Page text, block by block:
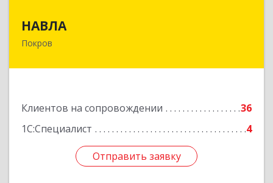
НАВЛА
Покров
Клиентов на сопровождении
36
1С:Специалист
4
Отправить заявку
601120, Владимирская обл, Петушинский р-н,
Отправить заявку